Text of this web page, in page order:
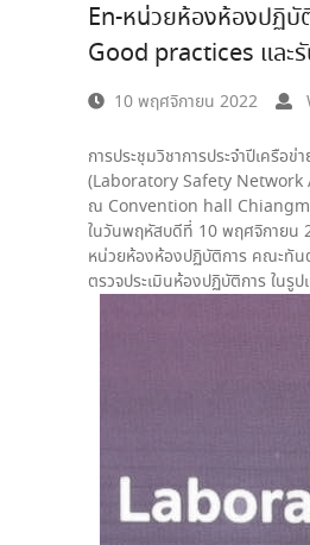
En-หน่วยห้องห้องปฏิบั
Good practices และ
10 พฤศจิกายน 2022
การประชุมวิชาการประจำปีเครื
(Laboratory Safety Network
ณ Convention hall
ในวันพฤหัสบดีที่ 10 พฤศจิกายน
หน่วยห้องห้องปฏิบัติการ คณะทัน
ตรวจประเมินห้องปฏิบัติการ ใน